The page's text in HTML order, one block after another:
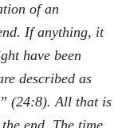
of an
If anything, it
have been
described as
(24:8). All that is
end. The time